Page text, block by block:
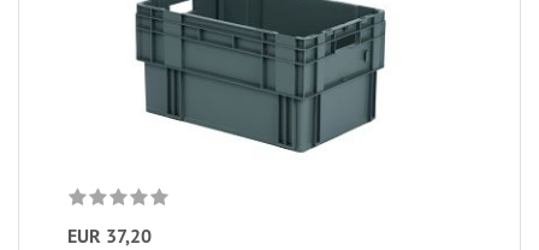
EUR 37,20